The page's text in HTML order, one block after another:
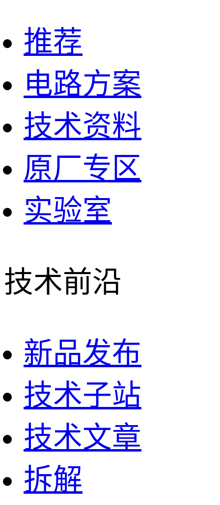
推荐
电路方案
技术资料
原厂专区
实验室
技术前沿
新品发布
技术子站
技术文章
拆解